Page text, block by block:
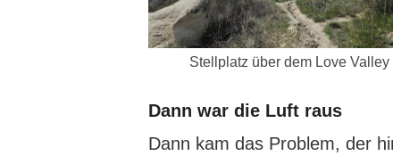
Stellplatz über dem Love Valley
Dann war die Luft raus
Dann kam das Problem, der